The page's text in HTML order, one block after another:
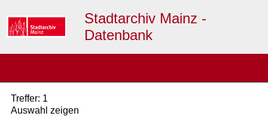
Stadtarchiv Mainz -
Datenbank
Treffer: 1
Auswahl zeigen